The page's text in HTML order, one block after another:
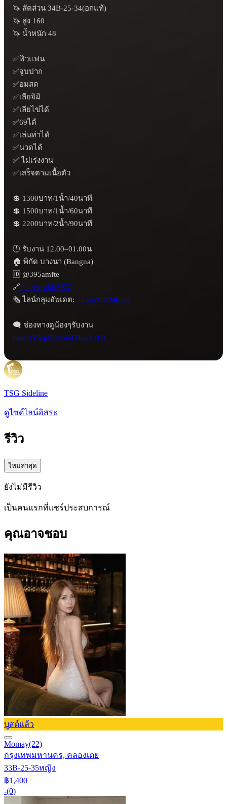
🦄 สัดส่วน 34B-25-34(อกแท้)
🦄 สูง 160
🦄 น้ำหนัก 48
✅ฟิวแฟน
✅จูบปาก
✅อมสด
✅เลียจิมิ
✅เลียไข่ได้
✅69ได้
✅เล่นท่าได้
✅นวดได้
✅ ไม่เร่งงาน
✅เสร็จตามเนื้อตัว
💲 1300บาท/1น้ำ/40นาที
💲 1500บาท/1น้ำ/60นาที
💲 2200บาท/2น้ำ/90นาที
🕛 รับงาน 12.00–01.00น
🏠 พิกัด บางนา (Bangna)
🆔 @395amfte
🔗lin.ee/1aMf3XV
🗞️ ไลน์กลุมอัพเดต: lin.ee/ZEFMCOZ
t.me/+VVpKJ4cm43EwYzU1
TSG Sideline
ดูไซด์ไลน์อิสระ
รีวิว
ใหม่ล่าสุด
ยังไม่มีรีวิว
เป็นคนแรกที่แชร์ประสบการณ์
คุณอาจชอบ
บูสต์แล้ว
Momay(22)
กรุงเทพมหานคร, คลองเตย
33B-25-35หญิง
฿1,400
-(0)